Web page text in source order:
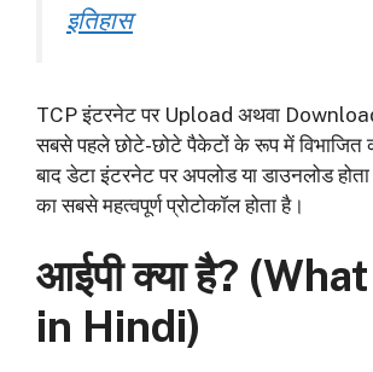
इतिहास
TCP इंटरनेट पर Upload अथवा Download
सबसे पहले छोटे-छोटे पैकेटों के रूप में
बाद डेटा इंटरनेट पर अपलोड या डाउनलोड
का सबसे महत्वपूर्ण प्रोटोकॉल होता है।
आईपी क्या है? (
in Hindi)